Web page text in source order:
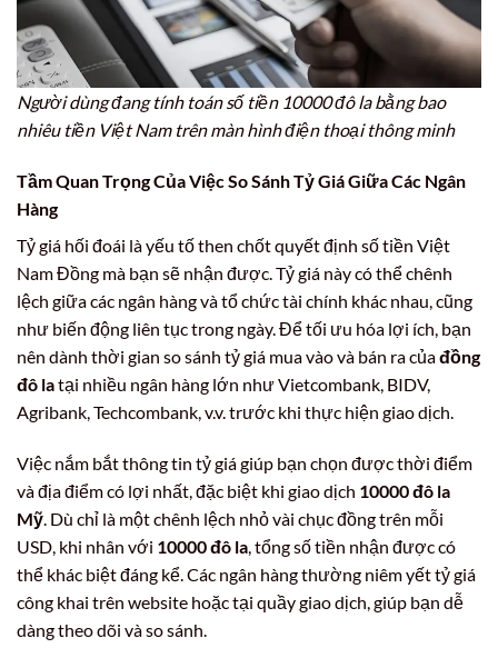
Người dùng đang tính toán số tiền 10000 đô la bằng bao
nhiêu tiền Việt Nam trên màn hình điện thoại thông minh
Tầm Quan Trọng Của Việc So Sánh Tỷ Giá Giữa Các Ngân
Hàng
Tỷ giá hối đoái là yếu tố then chốt quyết định số tiền Việt
Nam Đồng mà bạn sẽ nhận được. Tỷ giá này có thể chênh
lệch giữa các ngân hàng và tổ chức tài chính khác nhau, cũng
như biến động liên tục trong ngày. Để tối ưu hóa lợi ích, bạn
nên dành thời gian so sánh tỷ giá mua vào và bán ra củađồng
đô latại nhiều ngân hàng lớn như Vietcombank, BIDV,
Agribank, Techcombank, v.v. trước khi thực hiện giao dịch.
Việc nắm bắt thông tin tỷ giá giúp bạn chọn được thời điểm
và địa điểm có lợi nhất, đặc biệt khi giao dịch 10000 đô la
Mỹ . Dù chỉ là một chênh lệch nhỏ vài chục đồng trên mỗi
USD, khi nhân với 10000 đô la , tổng số tiền nhận được có
thể khác biệt đáng kể. Các ngân hàng thường niêm yết tỷ giá
công khai trên website hoặc tại quầy giao dịch, giúp bạn dễ
dàng theo dõi và so sánh.